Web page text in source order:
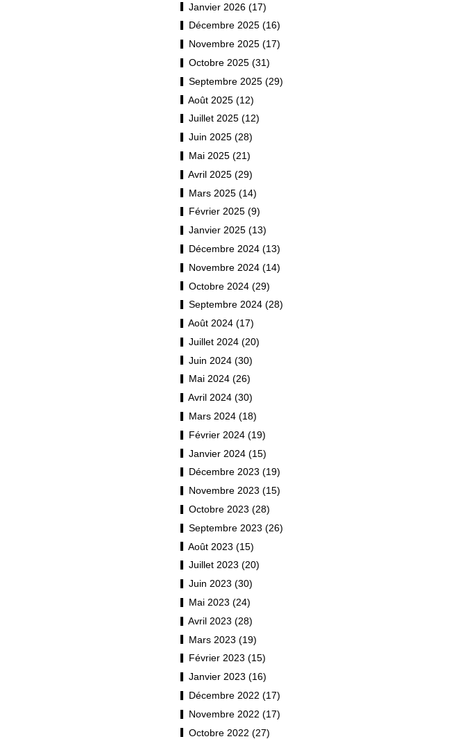
Janvier 2026 (17)
Décembre 2025 (16)
Novembre 2025 (17)
Octobre 2025 (31)
Septembre 2025 (29)
Août 2025 (12)
Juillet 2025 (12)
Juin 2025 (28)
Mai 2025 (21)
Avril 2025 (29)
Mars 2025 (14)
Février 2025 (9)
Janvier 2025 (13)
Décembre 2024 (13)
Novembre 2024 (14)
Octobre 2024 (29)
Septembre 2024 (28)
Août 2024 (17)
Juillet 2024 (20)
Juin 2024 (30)
Mai 2024 (26)
Avril 2024 (30)
Mars 2024 (18)
Février 2024 (19)
Janvier 2024 (15)
Décembre 2023 (19)
Novembre 2023 (15)
Octobre 2023 (28)
Septembre 2023 (26)
Août 2023 (15)
Juillet 2023 (20)
Juin 2023 (30)
Mai 2023 (24)
Avril 2023 (28)
Mars 2023 (19)
Février 2023 (15)
Janvier 2023 (16)
Décembre 2022 (17)
Novembre 2022 (17)
Octobre 2022 (27)